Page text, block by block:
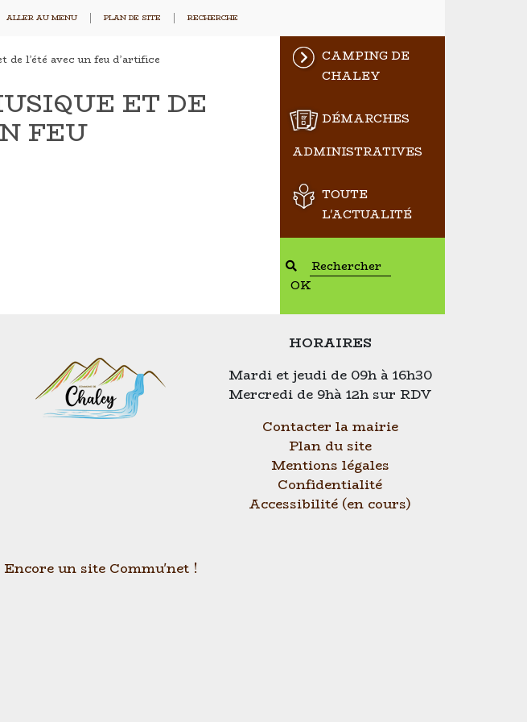
ALLER AU MENU PLAN DE SITE RECHERCHE
de l’été avec un feu d’artifice
ET DE
FEU
CAMPING DE
CHALEY
DÉMARCHES
ADMINISTRATIVES
TOUTE
L'ACTUALITÉ
OK
HORAIRES
Mardi et jeudi de 09h à 16h30
Mercredi de 9hà 12h sur RDV
Contacter la mairie
Plan du site
Mentions légales
Confidentialité
Accessibilité (en cours)
Encore un site Commu'net !